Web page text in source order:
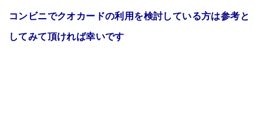
コンビニでクオカードの利用を検討している方は参考と
してみて頂ければ幸いです